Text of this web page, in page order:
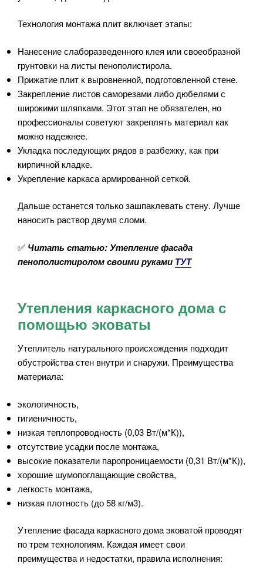
Технология монтажа плит включает этапы:
Нанесение слаборазведенного клея или своеобразной
грунтовки на листы пенополистирола.
Прижатие плит к выровненной, подготовленной стене.
Закрепление листов саморезами либо дюбелями с
широкими шляпками. Этот этап не обязателен, но
профессионалы советуют закреплять материал как
можно надежнее.
Укладка последующих рядов в разбежку, как при
кирпичной кладке.
Укрепление каркаса армированной сеткой.
Дальше останется только зашпаклевать стену. Лучше
наносить раствор двумя сломи.
✅ Читать статью: Утепление фасада
пенополистиролом своими руками ТУТ
Утепления каркасного дома с
помощью эковаты
Утеплитель натурального происхождения подходит
обустройства стен внутри и снаружи. Преимущества
материала:
экологичность,
гигиеничность,
низкая теплопроводность (0,03 Вт/(м*К)),
отсутствие усадки после монтажа,
высокие показатели паропроницаемости (0,31 Вт/(м*К)),
хорошие шумопоглащающие свойства,
легкость монтажа,
низкая плотность (до 58 кг/м3).
Утепление фасада каркасного дома эковатой проводят
по трем технологиям. Каждая имеет свои
преимущества и недостатки, правила исполнения: